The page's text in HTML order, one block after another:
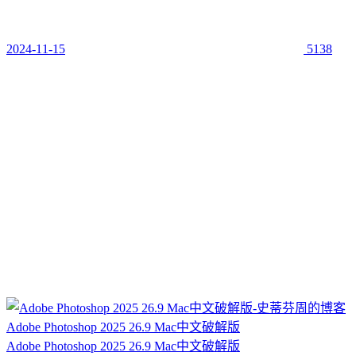
2024-11-15 5138
Adobe Photoshop 2025 26.9 Mac中文破解版
Adobe Photoshop 2025 26.9 Mac中文破解版